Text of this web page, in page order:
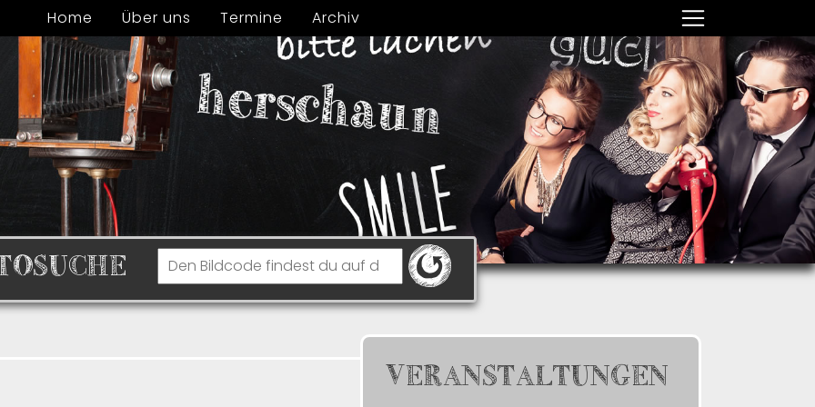
Home Über uns Termine Archiv
VERANSTALTUNGEN